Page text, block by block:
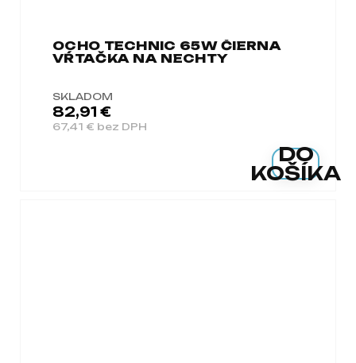
OCHO TECHNIC 65W ČIERNA
VŔTAČKA NA NECHTY
SKLADOM
67,41 € bez DPH
82,91 €
DO
KOŠÍKA